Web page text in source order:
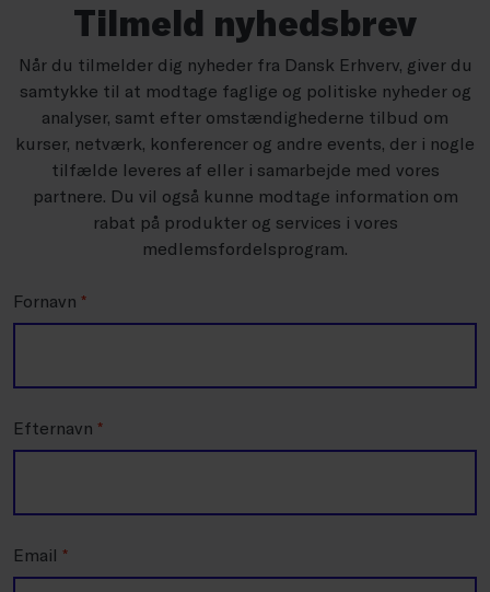
Tilmeld nyhedsbrev
Når du tilmelder dig nyheder fra Dansk Erhverv, giver du
samtykke til at modtage faglige og politiske nyheder og
analyser, samt efter omstændighederne tilbud om
kurser, netværk, konferencer og andre events, der i nogle
tilfælde leveres af eller i samarbejde med vores
partnere. Du vil også kunne modtage information om
rabat på produkter og services i vores
medlemsfordelsprogram.
Fornavn *
Efternavn *
Email *